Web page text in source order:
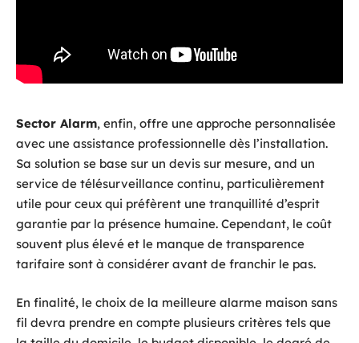
Sector Alarm, enfin, offre une approche personnalisée
avec une assistance professionnelle dès l’installation.
Sa solution se base sur un devis sur mesure, and un
service de télésurveillance continu, particulièrement
utile pour ceux qui préfèrent une tranquillité d’esprit
garantie par la présence humaine. Cependant, le coût
souvent plus élevé et le manque de transparence
tarifaire sont à considérer avant de franchir le pas.
En finalité, le choix de la meilleure alarme maison sans
fil devra prendre en compte plusieurs critères tels que